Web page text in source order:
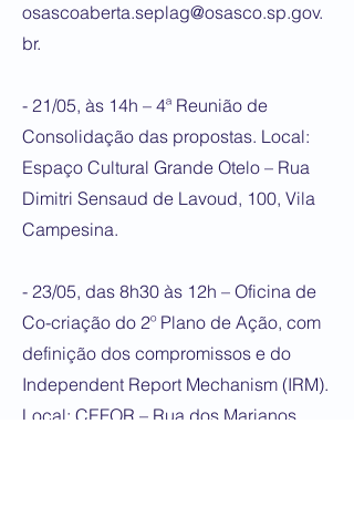
osascoaberta.seplag@osasco.sp.gov.
br.
- 21/05, às 14h – 4ª Reunião de
Consolidação das propostas. Local:
Espaço Cultural Grande Otelo – Rua
Dimitri Sensaud de Lavoud, 100, Vila
Campesina.
- 23/05, das 8h30 às 12h – Oficina de
Co-criação do 2º Plano de Ação, com
definição dos compromissos e do
Independent Report Mechanism (IRM).
Local: CEFOR – Rua dos Marianos,